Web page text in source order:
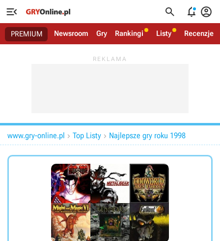
   
PREMIUM Newsroom Gry Rankingi Listy Recenzje
www.gry-online.pl  Top Listy  Najlepsze gry roku 1998